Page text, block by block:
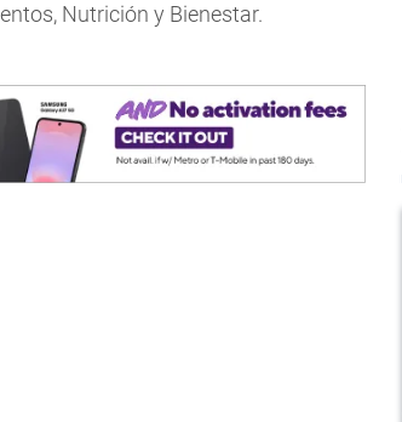
Nutrición y Bienestar.